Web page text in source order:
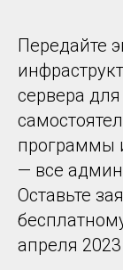
Передайте
сервера
программы
— все
Оставьте
апреля 2023